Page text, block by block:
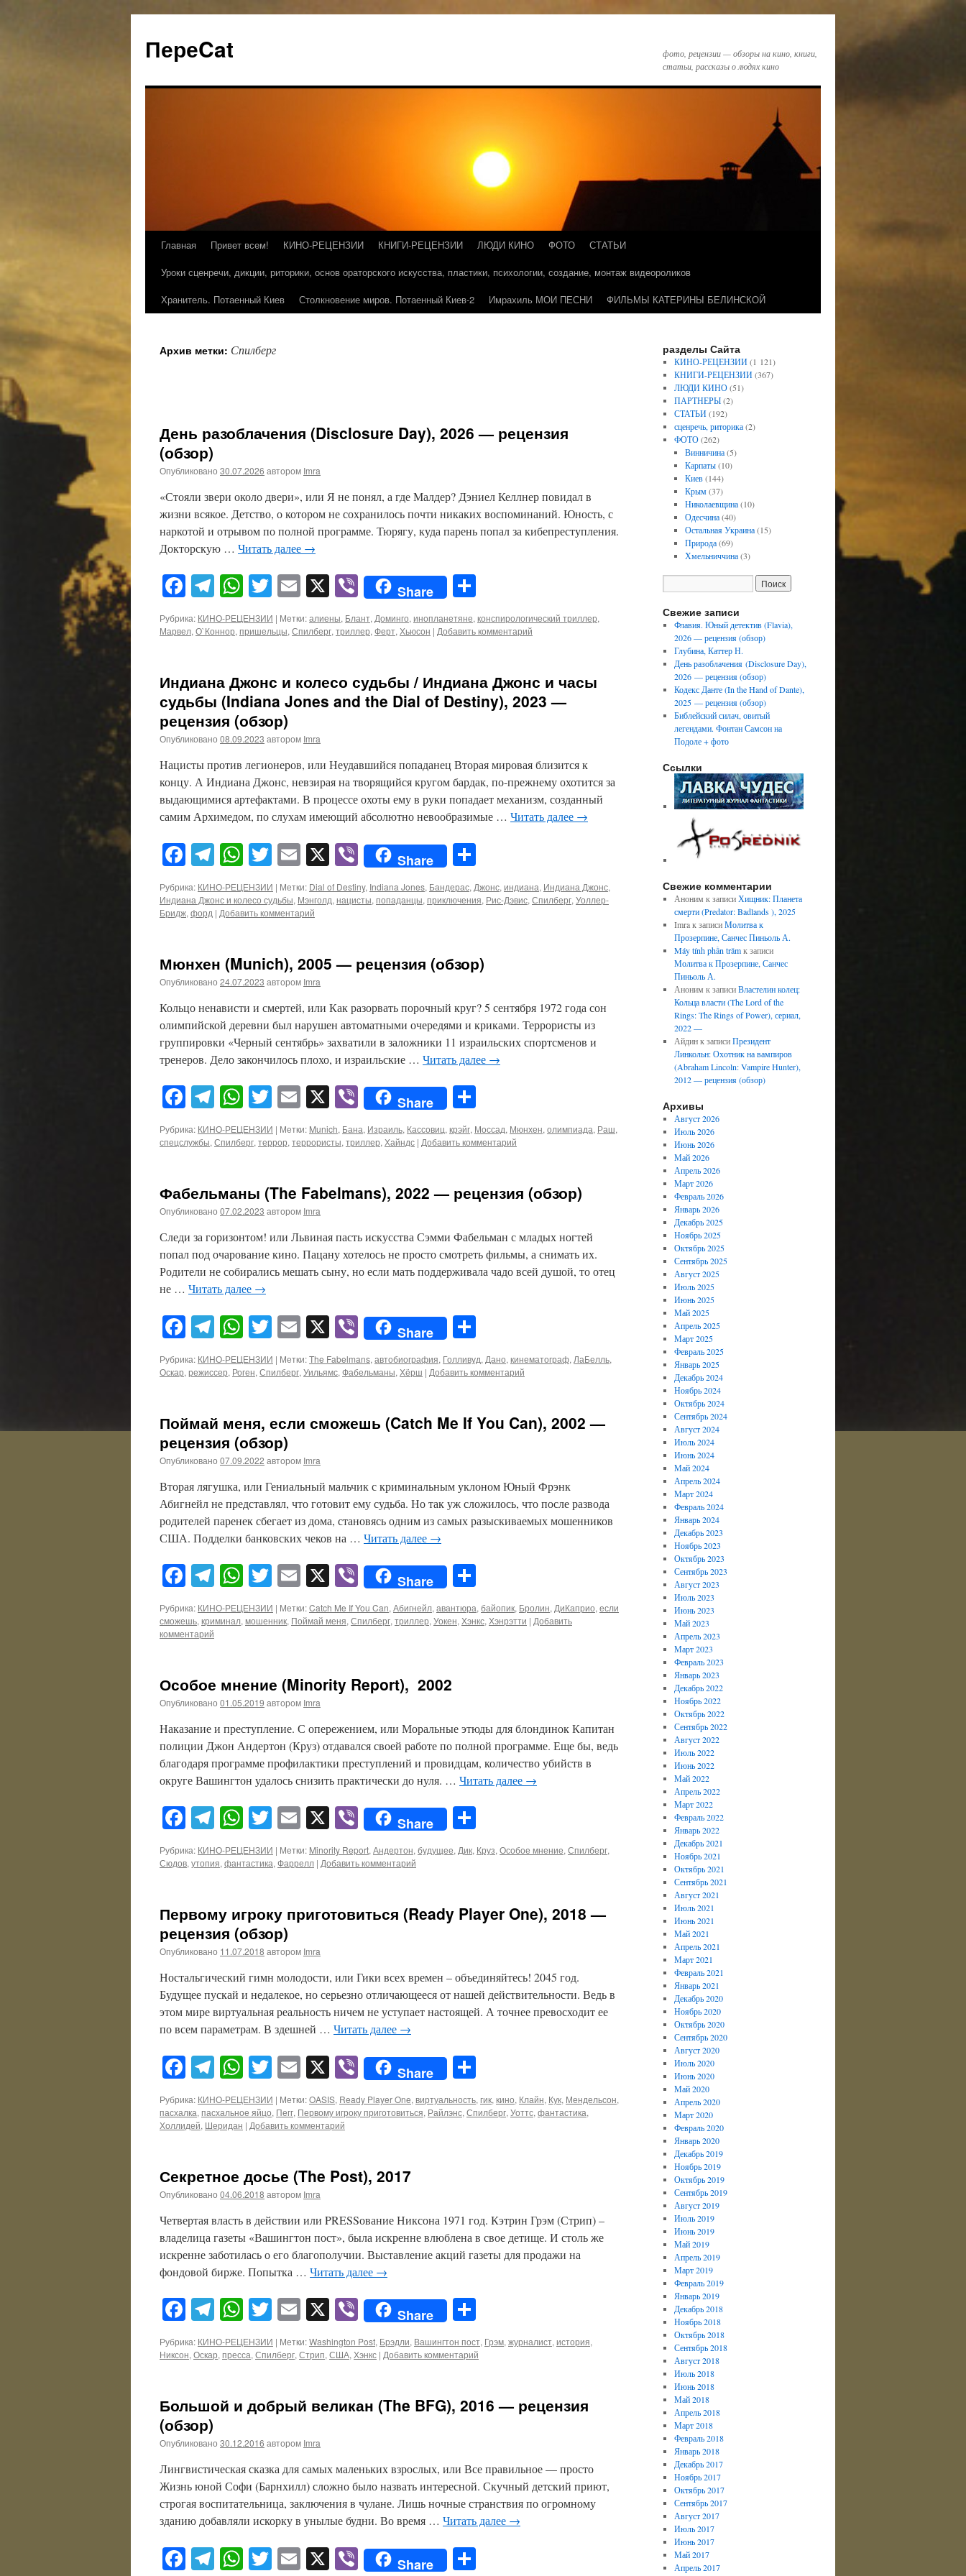
ПереCat
фото, рецензии — обзоры на кино, книги,
статьи, рассказы о людях кино
Главная Привет всем! КИНО-РЕЦЕНЗИИ КНИГИ-РЕЦЕНЗИИ ЛЮДИ КИНО ФОТО
СТАТЬИ
Уроки сценречи, дикции, риторики, основ ораторского искусства, пластики, психологии, создание, монтаж видеороликов
Хранитель. Потаенный Киев
Столкновение миров. Потаенный Киев-2 Имрахиль МОИ ПЕСНИ ФИЛЬМЫ КАТЕРИНЫ БЕЛИНСКОЙ
Архив метки: Спилберг
День разоблачения (Disclosure Day), 2026 — рецензия
(обзор)
Опубликовано 30.07.2026 автором Imra
«Стояли звери около двери», или Я не понял, а где Малдер? Дэниел Келлнер повидал в
жизни всякое. Детство, о котором не сохранилось почти никаких воспоминаний. Юность, с
наркотой и отрывом по полной программе. Тюрягу, куда парень попал за кибепреступления.
Докторскую … Читать далее →
Facebook
Telegram
WhatsApp
Twitter
Email
X ViberShare
Рубрика: КИНО-РЕЦЕНЗИИ | Метки:алиены, Блант,Доминго,инопланетяне,конспирологический триллер,
Марвел,О`Коннор,пришельцы,Спилберг,триллер,Ферт,Хьюсон | Добавить комментарий
Индиана Джонс и колесо судьбы / Индиана Джонс и часы
судьбы (Indiana Jones and the Dial of Destiny), 2023 —
рецензия (обзор)
Опубликовано 08.09.2023 автором Imra
Нацисты против легионеров, или Неудавшийся попаданец Вторая мировая близится к
концу. А Индиана Джонс, невзирая на творящийся кругом бардак, по-прежнему охотится за
выдающимися артефактами. В процессе охоты ему в руки попадает механизм, созданный
самим Архимедом, по слухам имеющий абсолютно невообразимые … Читать далее →
Facebook
Telegram
WhatsApp
Twitter
Email
X ViberShare
Рубрика: КИНО-РЕЦЕНЗИИ | Метки: Dial of Destiny, Indiana Jones, Бандерас, Джонс, индиана, Индиана Джонс,
Индиана Джонс и колесо судьбы, Мэнголд, нацисты, попаданцы, приключения, Рис-Дэвис, Спилберг, Уоллер-
Бридж, форд | Добавить комментарий
Мюнхен (Munich), 2005 — рецензия (обзор)
Опубликовано 24.07.2023 автором Imra
Кольцо ненависти и смертей, или Как разорвать порочный круг? 5 сентября 1972 года сон
олимпийской деревни был нарушен автоматными очередями и криками. Террористы из
группировки «Черный сентябрь» захватили в заложники 11 израильских спортсменов и
тренеров. Дело закончилось плохо, и израильские … Читать далее →
Facebook
Telegram
WhatsApp
Twitter
Email
X ViberShare
Рубрика: КИНО-РЕЦЕНЗИИ | Метки: Munich, Бана, Израиль, Кассовиц, крэйг, Моссад, Мюнхен, олимпиада, Раш,
спецслужбы, Спилберг, террор, террористы, триллер, Хайндс | Добавить комментарий
Фабельманы (The Fabelmans), 2022 — рецензия (обзор)
Опубликовано 07.02.2023 автором Imra
Следи за горизонтом! или Львиная пасть искусства Сэмми Фабельман с младых ногтей
попал под очарование кино. Пацану хотелось не просто смотреть фильмы, а снимать их.
Родители не собирались мешать сыну, но если мать поддерживала чадо всей душой, то отец
не … Читать далее →
Facebook
Telegram
WhatsApp
Twitter
Email
X ViberShare
Рубрика: КИНО-РЕЦЕНЗИИ | Метки:The Fabelmans, автобиография, Голливуд, Дано, кинематограф, ЛаБелль,
Оскар, режиссер, Роген, Спилберг, Уильямс, Фабельманы, Хёрш | Добавить комментарий
Поймай меня, если сможешь (Catch Me If You Can), 2002 —
рецензия (обзор)
Опубликовано 07.09.2022 автором Imra
Вторая лягушка, или Гениальный мальчик с криминальным уклоном Юный Фрэнк
Абигнейл не представлял, что готовит ему судьба. Но так уж сложилось, что после развода
родителей паренек сбегает из дома, становясь одним из самых разыскиваемых мошенников
США. Подделки банковских чеков на … Читать далее →
Facebook
Telegram
WhatsApp
Twitter
Email
X ViberShare
Рубрика: КИНО-РЕЦЕНЗИИ | Метки:Catch Me If You Can, Абигнейл, авантюра, байопик, Бролин, ДиКаприо, если
сможешь, криминал, мошенник, Поймай меня, Спилберг, триллер, Уокен, Хэнкс, Хэнрэтти | Добавить
комментарий
Особое мнение (Minority Report), 2002
Опубликовано 01.05.2019 автором Imra
Наказание и преступление. С опережением, или Моральные этюды для блондинок Капитан
полиции Джон Андертон (Круз) отдавался своей работе по полной программе. Еще бы, ведь
благодаря программе профилактики преступлений и провидцам, количество убийств в
округе Вашингтон удалось снизить практически до нуля. … Читать далее →
Facebook
Telegram
WhatsApp
Twitter
Email
X ViberShare
Рубрика: КИНО-РЕЦЕНЗИИ | Метки: Minority Report,Андертон,будущее,Дик, Круз,Особое мнение,Спилберг,
Сюдов,утопия,фантастика,Фаррелл | Добавить комментарий
Первому игроку приготовиться (Ready Player One), 2018 —
рецензия (обзор)
Опубликовано 11.07.2018 автором Imra
Ностальгический гимн молодости, или Гики всех времен – объединяйтесь! 2045 год.
Будущее пускай и недалекое, но серьезно отличающееся от нашей действительности. Ведь в
этом мире виртуальная реальность ничем не уступает настоящей. А точнее превосходит ее
по всем параметрам. В здешней … Читать далее →
Facebook
Telegram
WhatsApp
Twitter
Email
X ViberShare
Рубрика: КИНО-РЕЦЕНЗИИ | Метки:OASIS, Ready Player One, виртуальность, гик, кино, Клайн, Кук, Мендельсон,
пасхалка, пасхальное яйцо, Пегг, Первому игроку приготовиться, Райлэнс, Спилберг, Уоттс, фантастика,
Холлидей, Шеридан | Добавить комментарий
Секретное досье (The Post), 2017
Опубликовано 04.06.2018 автором Imra
Четвертая власть в действии или PRESSование Никсона 1971 год. Кэтрин Грэм (Стрип) –
владелица газеты «Вашингтон пост», была искренне влюблена в свое детище. И столь же
искренне заботилась о его благополучии. Выставление акций газеты для продажи на
фондовой бирже. Попытка … Читать далее →
Facebook
Telegram
WhatsApp
Twitter
Email
X ViberShare
Рубрика: КИНО-РЕЦЕНЗИИ | Метки:Washington Post, Брэдли, Вашингтон пост, Грэм, журналист, история,
Никсон, Оскар, пресса, Спилберг, Стрип, США, Хэнкс | Добавить комментарий
Большой и добрый великан (The BFG), 2016 — рецензия
(обзор)
Опубликовано 30.12.2016 автором Imra
Лингвистическая сказка для самых маленьких взрослых, или Все правильное — просто
Жизнь юной Софи (Барнхилл) сложно было назвать интересной. Скучный детский приют,
строгая воспитательница, заключения в чулане. Лишь ночные странствия по огромному
зданию добавляли искорку в унылые будни. Во время … Читать далее →
Facebook
Telegram
WhatsApp
Twitter
Email
X ViberShare
разделы Сайта
КИНО-РЕЦЕНЗИИ(1 121)
КНИГИ-РЕЦЕНЗИИ(367)
ЛЮДИ КИНО(51)
ПАРТНЕРЫ(2)
СТАТЬИ(192)
сценречь, риторика(2)
ФОТО(262)
Винничина(5)
Карпаты(10)
Киев(144)
Крым(37)
Николаевщина(10)
Одесчина(40)
Остальная Украина(15)
Природа(69)
Хмельниччина(3)
Свежие записи
Флавия. Юный детектив (Flavia),
2026 — рецензия (обзор)
Глубина, Каттер Н.
День разоблачения (Disclosure Day),
2026 — рецензия (обзор)
Кодекс Данте (In the Hand of Dante),
2025 — рецензия (обзор)
Библейский силач, овитый
легендами. Фонтан Самсон на
Подоле + фото
Ссылки
Свежие комментарии
Аноним к записиХищник: Планета
смерти (Predator: Badlands ), 2025
Imraк записиМолитва к
Прозерпине, Санчес Пиньоль А.
Máy tính phần trămк записи
Молитва к Прозерпине, Санчес
Пиньоль А.
Аноним к записиВластелин колец:
Кольца власти (The Lord of the
Rings: The Rings of Power), сериал,
2022 —
Айдинк записиПрезидент
Линкольн: Охотник на вампиров
(Abraham Lincoln: Vampire Hunter),
2012 — рецензия (обзор)
Архивы
Август 2026
Июль 2026
Июнь 2026
Май 2026
Апрель 2026
Март 2026
Февраль 2026
Январь 2026
Декабрь 2025
Ноябрь 2025
Октябрь 2025
Сентябрь 2025
Август 2025
Июль 2025
Июнь 2025
Май 2025
Апрель 2025
Март 2025
Февраль 2025
Январь 2025
Декабрь 2024
Ноябрь 2024
Октябрь 2024
Сентябрь 2024
Август 2024
Июль 2024
Июнь 2024
Май 2024
Апрель 2024
Март 2024
Февраль 2024
Январь 2024
Декабрь 2023
Ноябрь 2023
Октябрь 2023
Сентябрь 2023
Август 2023
Июль 2023
Июнь 2023
Май 2023
Апрель 2023
Март 2023
Февраль 2023
Январь 2023
Декабрь 2022
Ноябрь 2022
Октябрь 2022
Сентябрь 2022
Август 2022
Июль 2022
Июнь 2022
Май 2022
Апрель 2022
Март 2022
Февраль 2022
Январь 2022
Декабрь 2021
Ноябрь 2021
Октябрь 2021
Сентябрь 2021
Август 2021
Июль 2021
Июнь 2021
Май 2021
Апрель 2021
Март 2021
Февраль 2021
Январь 2021
Декабрь 2020
Ноябрь 2020
Октябрь 2020
Сентябрь 2020
Август 2020
Июль 2020
Июнь 2020
Май 2020
Апрель 2020
Март 2020
Февраль 2020
Январь 2020
Декабрь 2019
Ноябрь 2019
Октябрь 2019
Сентябрь 2019
Август 2019
Июль 2019
Июнь 2019
Май 2019
Апрель 2019
Март 2019
Февраль 2019
Январь 2019
Декабрь 2018
Ноябрь 2018
Октябрь 2018
Сентябрь 2018
Август 2018
Июль 2018
Июнь 2018
Май 2018
Апрель 2018
Март 2018
Февраль 2018
Январь 2018
Декабрь 2017
Ноябрь 2017
Октябрь 2017
Сентябрь 2017
Август 2017
Июль 2017
Июнь 2017
Май 2017
Апрель 2017